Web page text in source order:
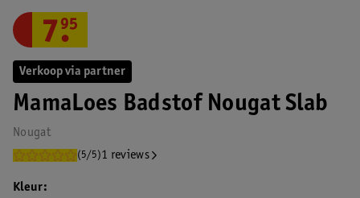
Verkoop via partner
MamaLoes Badstof Nougat Slab
Nougat
(5/5)1 reviews
7.
95
Kleur